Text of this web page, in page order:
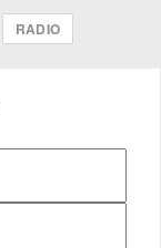
RADIO